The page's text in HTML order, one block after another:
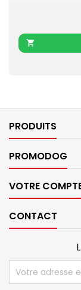

PRODUITS
PROMODOG
VOTRE
CONTACT